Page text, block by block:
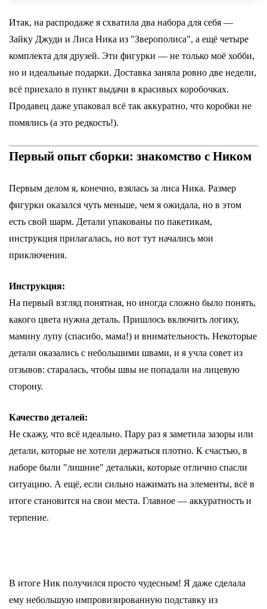
Итак, на распродаже я схватила два набора для себя —
Зайку Джуди и Лиса Ника из "Зверополиса", а ещё четыре
комплекта для друзей. Эти фигурки — не только моё хобби,
но и идеальные подарки. Доставка заняла ровно две недели,
всё приехало в пункт выдачи в красивых коробочках.
Продавец даже упаковал всё так аккуратно, что коробки не
помялись (а это редкость!).
Первый опыт сборки: знакомство с Ником
Первым делом я, конечно, взялась за лиса Ника. Размер
фигурки оказался чуть меньше, чем я ожидала, но в этом
есть свой шарм. Детали упакованы по пакетикам,
инструкция прилагалась, но вот тут начались мои
приключения.
Инструкция:
На первый взгляд понятная, но иногда сложно было понять,
какого цвета нужна деталь. Пришлось включить логику,
мамину лупу (спасибо, мама!) и внимательность. Некоторые
детали оказались с небольшими швами, и я учла совет из
отзывов: старалась, чтобы швы не попадали на лицевую
сторону.
Качество деталей:
Не скажу, что всё идеально. Пару раз я заметила зазоры или
детали, которые не хотели держаться плотно. К счастью, в
наборе были "лишние" детальки, которые отлично спасли
ситуацию. А ещё, если сильно нажимать на элементы, всё в
итоге становится на свои места. Главное — аккуратность и
терпение.
В итоге Ник получился просто чудесным! Я даже сделала
ему небольшую импровизированную подставку из